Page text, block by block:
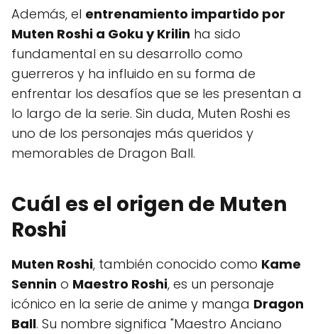
Además, el entrenamiento impartido por
Muten Roshi a Goku y Krilin ha sido
fundamental en su desarrollo como
guerreros y ha influido en su forma de
enfrentar los desafíos que se les presentan a
lo largo de la serie. Sin duda, Muten Roshi es
uno de los personajes más queridos y
memorables de Dragon Ball.
Cuál es el origen de Muten
Roshi
Muten Roshi, también conocido como Kame
Sennin o Maestro Roshi, es un personaje
icónico en la serie de anime y manga Dragon
Ball. Su nombre significa "Maestro Anciano